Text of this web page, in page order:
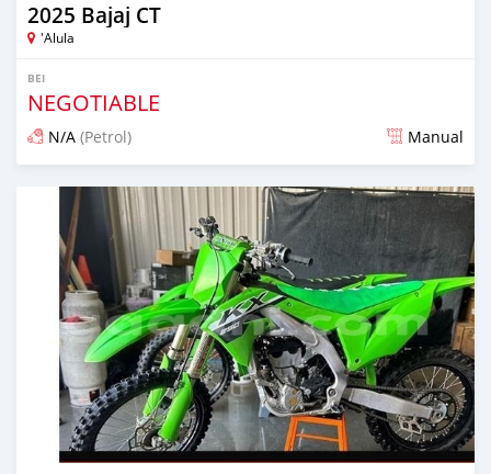
2025 Bajaj CT
'Alula
BEI
NEGOTIABLE
N/A (Petrol) Manual
Ilitangazwa miezi 7 iliopita